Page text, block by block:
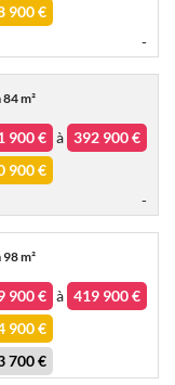
900 €
-
84 m²
900 € à 392 900 €
900 €
-
98 m²
900 € à 419 900 €
900 €
700 €